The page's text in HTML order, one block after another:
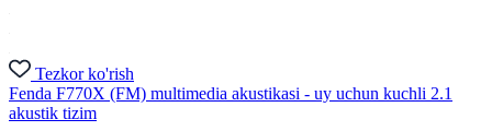
Tezkor ko'rish
Fenda F770X (FM) multimedia akustikasi - uy uchun kuchli 2.1
akustik tizim